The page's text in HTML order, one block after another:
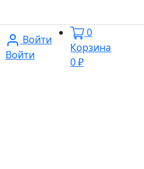
Войти
Войти
0
Корзина
0 ₽